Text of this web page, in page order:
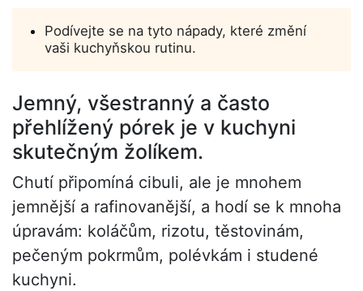
Podívejte se na tyto nápady, které změní
vaši kuchyňskou rutinu.
Jemný, všestranný a často
přehlížený pórek je v kuchyni
skutečným žolíkem.
Chutí připomíná cibuli, ale je mnohem
jemnější a rafinovanější, a hodí se k mnoha
úpravám: koláčům, rizotu, těstovinám,
pečeným pokrmům, polévkám i studené
kuchyni.